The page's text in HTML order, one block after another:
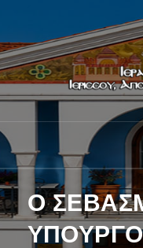
Ο
ΥΠΟΥΡΓΟ